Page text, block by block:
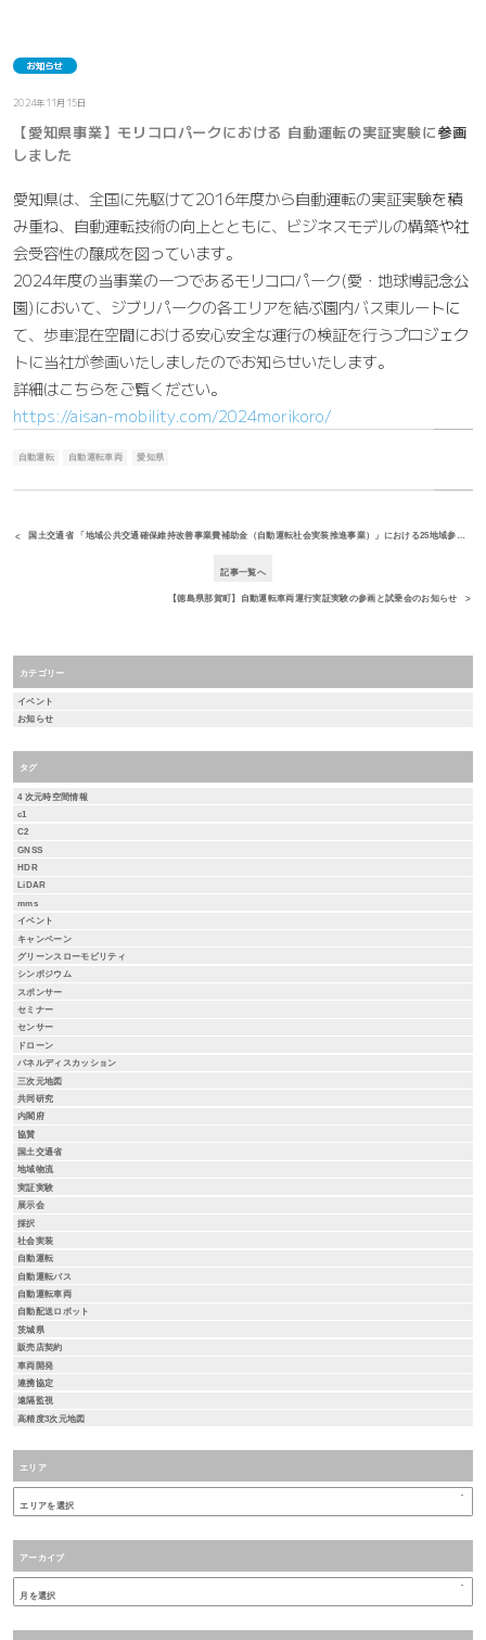
お知らせ
2024年11月15日
【愛知県事業】モリコロパークにおける 自動運転の実証実験に参画
しました
愛知県は、全国に先駆けて2016年度から自動運転の実証実験を積
み重ね、自動運転技術の向上とともに、ビジネスモデルの構築や社
会受容性の醸成を図っています。
2024年度の当事業の一つであるモリコロパーク(愛・地球博記念公
園)において、ジブリパークの各エリアを結ぶ園内バス東ルートに
て、歩車混在空間における安心安全な運行の検証を行うプロジェク
トに当社が参画いたしましたのでお知らせいたします。
詳細はこちらをご覧ください。
https://aisan-mobility.com/2024morikoro/
自動運転 自動運転車両 愛知県
国土交通省 「地域公共交通確保維持改善事業費補助金（自動運転社会実装推進事業）」における25地域参画のお知らせ ～自動運転レベル４の実現と持続可能性な移動サービスに向けて～
記事一覧へ
【徳島県那賀町】自動運転車両運行実証実験の参画と試乗会のお知らせ
カテゴリー
イベント
お知らせ
タグ
4 次元時空間情報
c1
C2
GNSS
HDR
LiDAR
mms
イベント
キャンペーン
グリーンスローモビリティ
シンポジウム
スポンサー
セミナー
センサー
ドローン
パネルディスカッション
三次元地図
共同研究
内閣府
協賛
国土交通省
地域物流
実証実験
展示会
採択
社会実装
自動運転
自動運転バス
自動運転車両
自動配送ロボット
茨城県
販売店契約
車両開発
連携協定
遠隔監視
高精度3次元地図
エリア
アーカイブ